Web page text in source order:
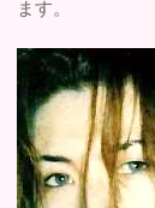
ます。